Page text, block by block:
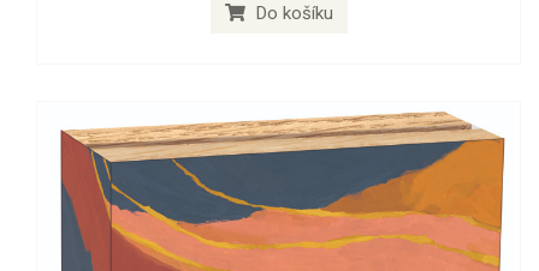
Do košíku